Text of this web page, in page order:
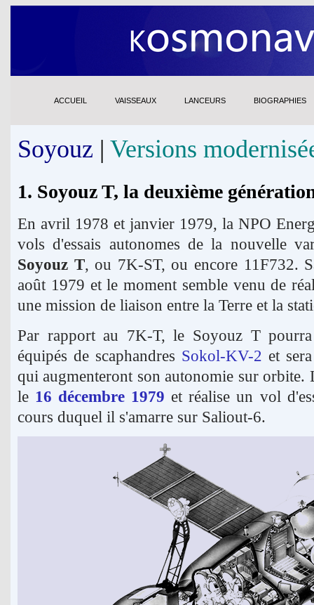
ACCUEIL VAISSEAUX LANCEURS BIOGRAPHIES
Soyouz | Versions
1. Soyouz T, la deuxième
En avril 1978 et janvier 1979, la NPO
vols d'essais autonomes de la nouvelle
Soyouz T, ou 7K-ST, ou encore 11F732.
août 1979 et le moment semble venu de
une mission de liaison entre la Terre et la
Par rapport au 7K-T, le Soyouz T pourra
équipés de scaphandres Sokol-KV-2 et
qui augmenteront son autonomie sur orbite.
le 16 décembre 1979 et réalise un vol
cours duquel il s'amarre sur Saliout-6.